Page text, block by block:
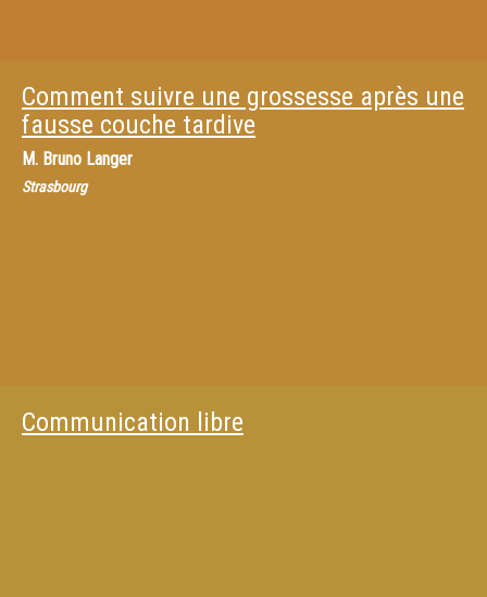
Comment suivre une grossesse après une
fausse couche tardive
M. Bruno Langer
Strasbourg
Communication libre